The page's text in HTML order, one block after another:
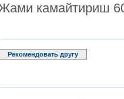
камайтириш
Рекомендовать другу